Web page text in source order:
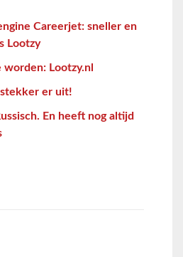
Careerjet: sneller en
Lootzy
Lootzy.nl
er uit!
En heeft nog altijd